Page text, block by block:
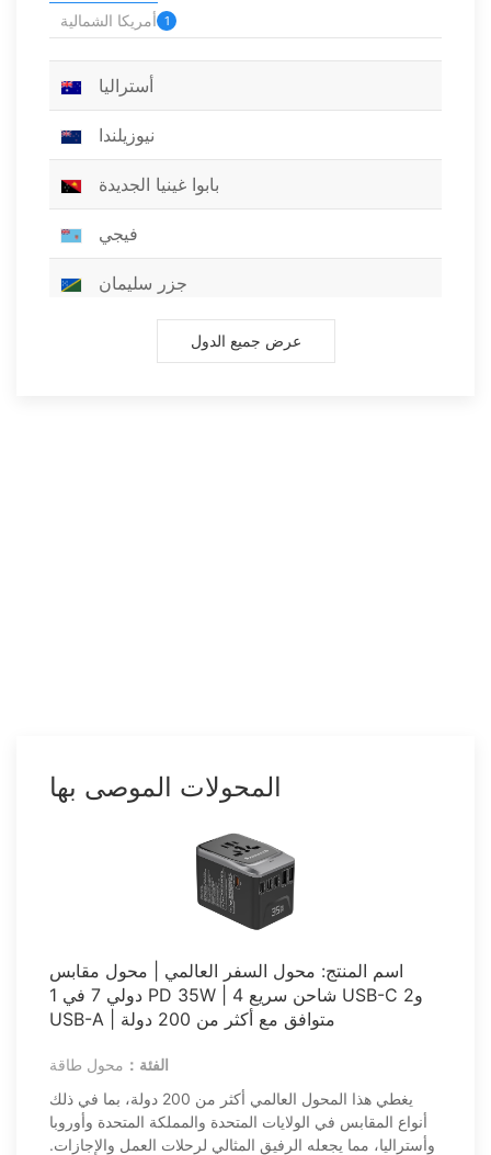
أمريكا الشمالية 1
أستراليا
نيوزيلندا
بابوا غينيا الجديدة
فيجي
جزر سليمان
عرض جميع الدول
المحولات الموصى بها
اسم المنتج: محول السفر العالمي | محول مقابس
دولي 7 في 1 PD 35W | شاحن سريع 4 USB-C و2
USB-A | متوافق مع أكثر من 200 دولة
الفئة： محول طاقة
يغطي هذا المحول العالمي أكثر من 200 دولة، بما في ذلك
أنواع المقابس في الولايات المتحدة والمملكة المتحدة وأوروبا
وأستراليا، مما يجعله الرفيق المثالي لرحلات العمل والإجازات.